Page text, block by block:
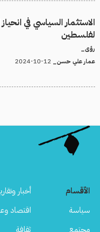
الاستثمار السياسي في
لفلسطين
رؤى_
عمار علي حسن_
الأقسام
أخبار
سياسة
اقتصاد
مجتمع
ثقافة